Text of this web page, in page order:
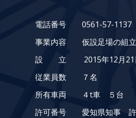
電話番号 0561-57-1137
事業内容 仮設足場の組立
設 立 2015年12月21
従業員数 ７名
所有車両 ４t車 ５台
許可番号 愛知県知事 許